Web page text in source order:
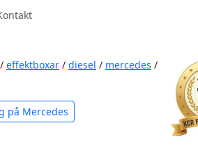
/ effektboxar / diesel / mercedes /
på Mercedes